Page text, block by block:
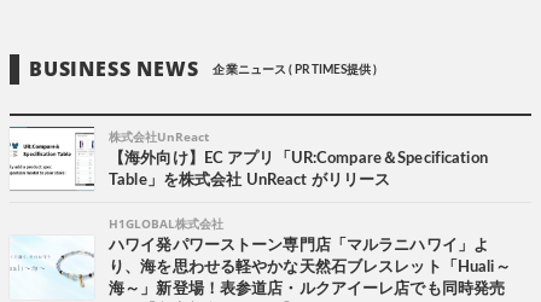
BUSINESS NEWS 企業ニュース ( PR TIMES提供 )
株式会社UnReact
【海外向け】EC アプリ「UR:Compare＆Specification
Table」を株式会社 UnReact がリリース
H1GLOBAL株式会社
ハワイ発パワーストーン専門店「マルラニハワイ」よ
り、海を思わせる軽やかな天然石ブレスレット「Huali～
海～」新登場！表参道店・ルクアイーレ店でも同時発売